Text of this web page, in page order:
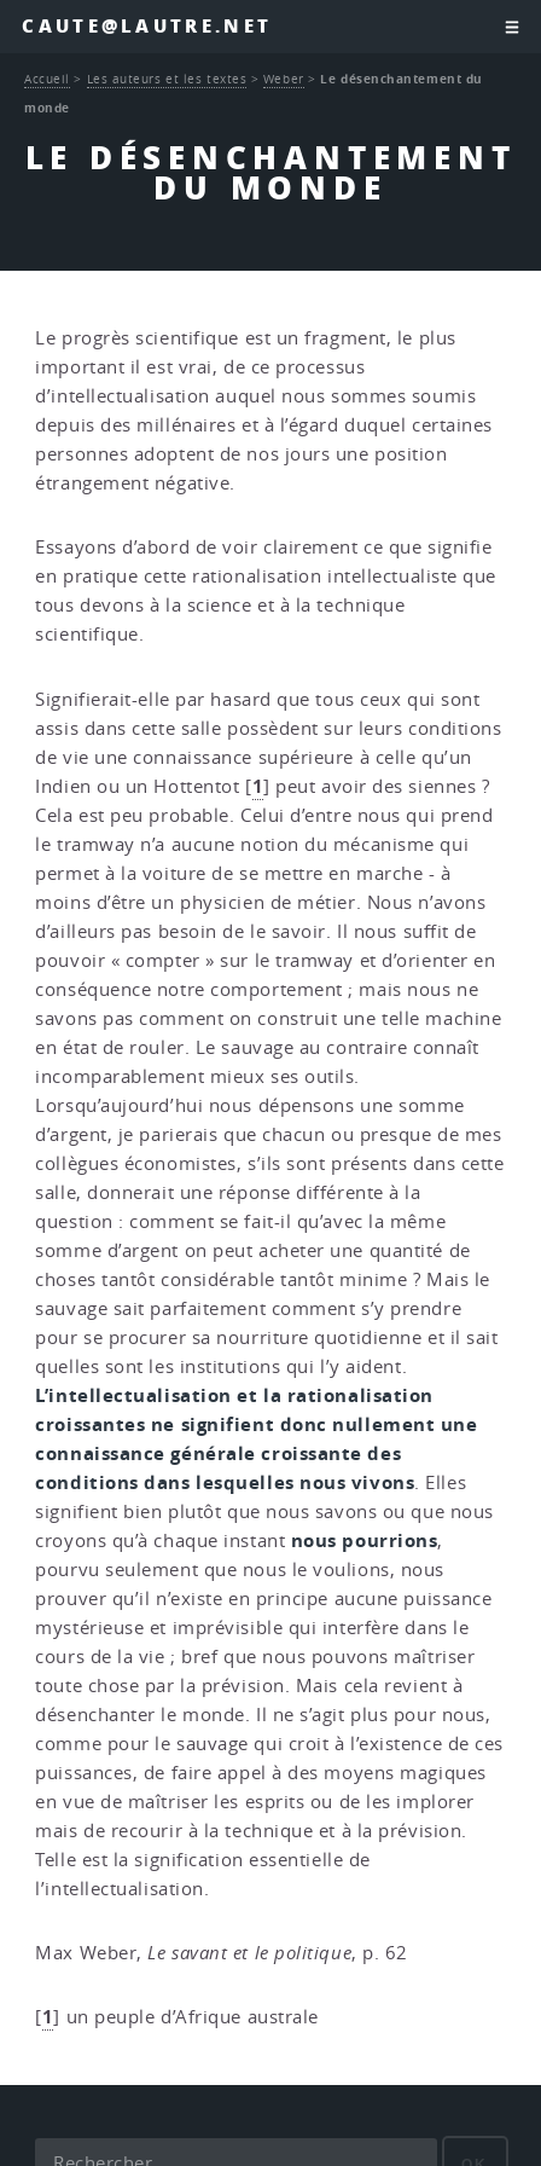
CAUTE@LAUTRE.NET
LE DÉSENCHANTEMENT
DU MONDE
Accueil > Les auteurs et les textes > Weber > Le désenchantement du
monde
Le progrès scientifique est un fragment, le plus
important il est vrai, de ce processus
d’intellectualisation auquel nous sommes soumis
depuis des millénaires et à l’égard duquel certaines
personnes adoptent de nos jours une position
étrangement négative.
Essayons d’abord de voir clairement ce que signifie
en pratique cette rationalisation intellectualiste que
tous devons à la science et à la technique
scientifique.
Signifierait-elle par hasard que tous ceux qui sont
assis dans cette salle possèdent sur leurs conditions
de vie une connaissance supérieure à celle qu’un
Indien ou un Hottentot [1] peut avoir des siennes ?
Cela est peu probable. Celui d’entre nous qui prend
le tramway n’a aucune notion du mécanisme qui
permet à la voiture de se mettre en marche - à
moins d’être un physicien de métier. Nous n’avons
d’ailleurs pas besoin de le savoir. Il nous suffit de
pouvoir « compter » sur le tramway et d’orienter en
conséquence notre comportement ; mais nous ne
savons pas comment on construit une telle machine
en état de rouler. Le sauvage au contraire connaît
incomparablement mieux ses outils.
Lorsqu’aujourd’hui nous dépensons une somme
d’argent, je parierais que chacun ou presque de mes
collègues économistes, s’ils sont présents dans cette
salle, donnerait une réponse différente à la
question : comment se fait-il qu’avec la même
somme d’argent on peut acheter une quantité de
choses tantôt considérable tantôt minime ? Mais le
sauvage sait parfaitement comment s’y prendre
pour se procurer sa nourriture quotidienne et il sait
quelles sont les institutions qui l’y aident.
L’intellectualisation et la rationalisation
croissantes ne signifient donc nullement une
connaissance générale croissante des
conditions dans lesquelles nous vivons. Elles
signifient bien plutôt que nous savons ou que nous
croyons qu’à chaque instant nous pourrions,
pourvu seulement que nous le voulions, nous
prouver qu’il n’existe en principe aucune puissance
mystérieuse et imprévisible qui interfère dans le
cours de la vie ; bref que nous pouvons maîtriser
toute chose par la prévision. Mais cela revient à
désenchanter le monde. Il ne s’agit plus pour nous,
comme pour le sauvage qui croit à l’existence de ces
puissances, de faire appel à des moyens magiques
en vue de maîtriser les esprits ou de les implorer
mais de recourir à la technique et à la prévision.
Telle est la signification essentielle de
l’intellectualisation.
Max Weber,Le savant et le politique, p. 62
[1] un peuple d’Afrique australe